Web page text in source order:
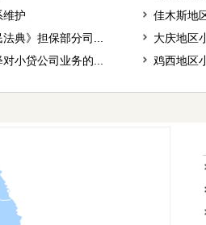
维护
典》担保部分司...
小贷公司业务的...
佳木斯地
大庆地区
鸡西地区